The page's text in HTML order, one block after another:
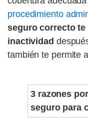
procedimiento
seguro correcto
inactividad
también te permite
3 razones
seguro para